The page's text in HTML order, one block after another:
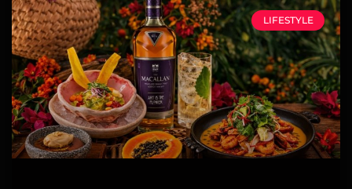
LIFESTYLE